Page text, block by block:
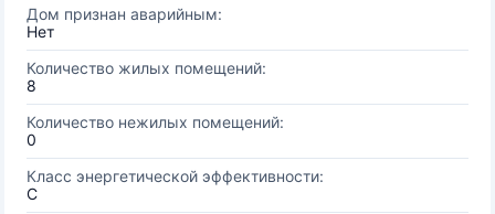
Дом признан аварийным:
Нет
Количество жилых помещений:
8
Количество нежилых помещений:
0
Класс энергетической эффективности:
C